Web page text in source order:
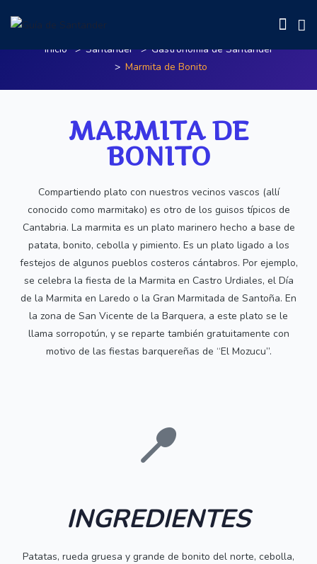
Marmita de Bonito
Inicio Santander
Gastronomía de Santander
Marmita de Bonito
MARMITA DE
BONITO
Compartiendo plato con nuestros vecinos vascos (allí
conocido como marmitako) es otro de los guisos típicos de
Cantabria. La marmita es un plato marinero hecho a base de
patata, bonito, cebolla y pimiento. Es un plato ligado a los
festejos de algunos pueblos costeros cántabros. Por ejemplo,
se celebra la fiesta de la Marmita en Castro Urdiales, el Día
de la Marmita en Laredo o la Gran Marmitada de Santoña. En
la zona de San Vicente de la Barquera, a este plato se le
llama sorropotún, y se reparte también gratuitamente con
motivo de las fiestas barquereñas de “El Mozucu”.
INGREDIENTES
Patatas, rueda gruesa y grande de bonito del norte, cebolla,